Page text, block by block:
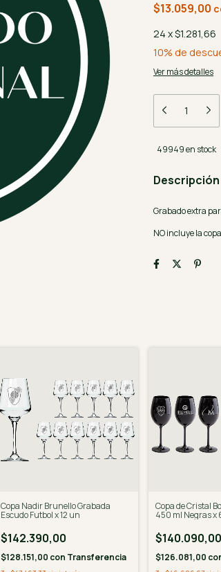
$13.059,00
24 x$1.281,66
10% de
Ver más detalles
49949en stock
Descripción
Grabado extra
NO incluye la
Copa Nadir Brunello Grabada
Escudo Futbol x 12 un
$142.390,00
$128.151,00 con Transferencia
Copa de Cristal
450 ml Negras x
$140.090,00
$126.081,00